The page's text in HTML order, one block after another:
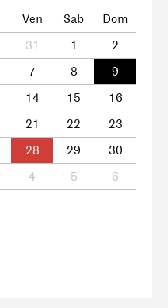
Ven Sab
Dom
31 1
2
7 8
9
14 15
16
21 22
23
28 29
30
4 5 6